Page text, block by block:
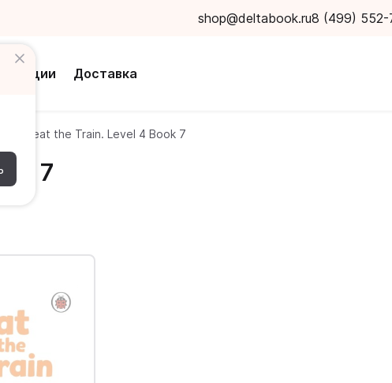
shop@deltabook.ru8 (499) 552-
Акции Доставка
Beat the Train. Level 4 Book 7
7